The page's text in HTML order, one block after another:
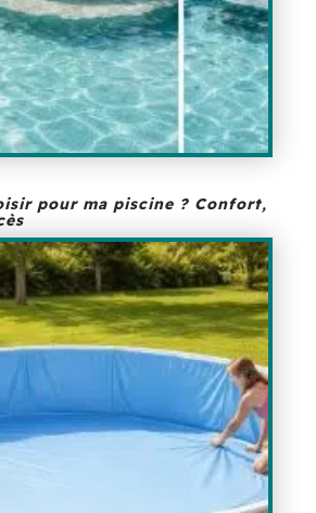
pour ma piscine ? Confort,